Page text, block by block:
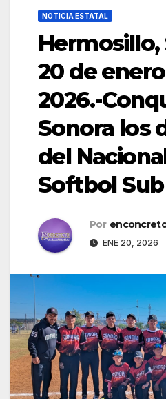
NOTICIA ESTATAL
Hermosillo,
20 de
2026.-
Sonora los
del
Softbol Sub
Por
ENE 20, 2026